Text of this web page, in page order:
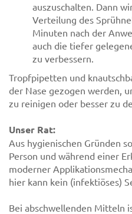
auszuschalten. Dann
Verteilung des
Minuten nach der
auch die tiefer
zu verbessern.
Tropfpipetten und
der Nase gezogen werden,
zu reinigen oder besser zu
Unser Rat:
Aus hygienischen Gründen
Person und während einer
moderner
hier kann kein (infektiöses)
Bei abschwellenden Mitteln